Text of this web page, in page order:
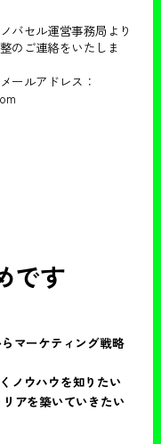
バセル運営事務局より
のご連絡をいたしま
ールアドレス：
です
マーケティング戦略
ノウハウを知りたい
アを築いていきたい